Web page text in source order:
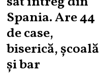
Spania. Are 44
de case,
biserică, școală
și bar